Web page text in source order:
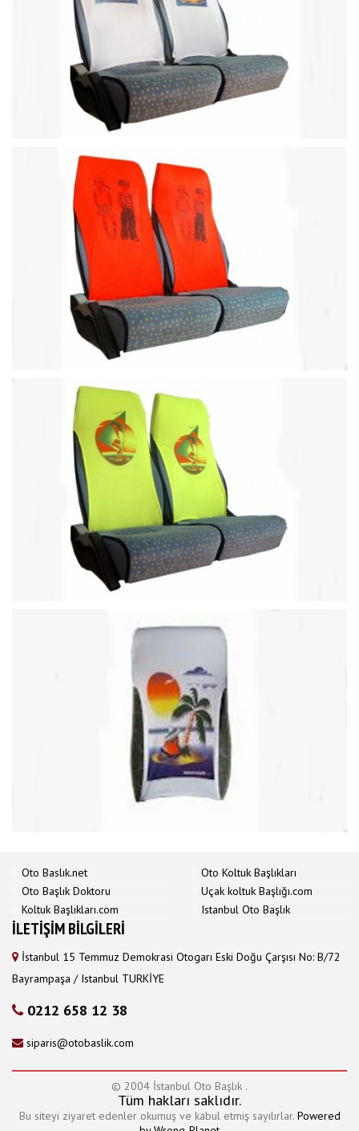
Büyütece Tıklayın
Büyütece Tıklayın
Büyütece Tıklayın
Oto Baslık.net
Oto Başlık Doktoru
Koltuk Başlıkları.com
Oto Koltuk Başlıkları
Uçak koltuk Başlığı.com
Istanbul Oto Başlık
ILETIŞIM BILGILERI
İstanbul 15 Temmuz Demokrasi Otogarı Eski Doğu Çarşısı No: B/72
Bayrampaşa / Istanbul TURKİYE
0212 658 12 38
siparis@otobaslik.com
© 2004 İstanbul Oto Başlık .
Tüm hakları saklıdır.
Bu siteyi ziyaret edenler okumuş ve kabul etmiş sayılırlar. Powered